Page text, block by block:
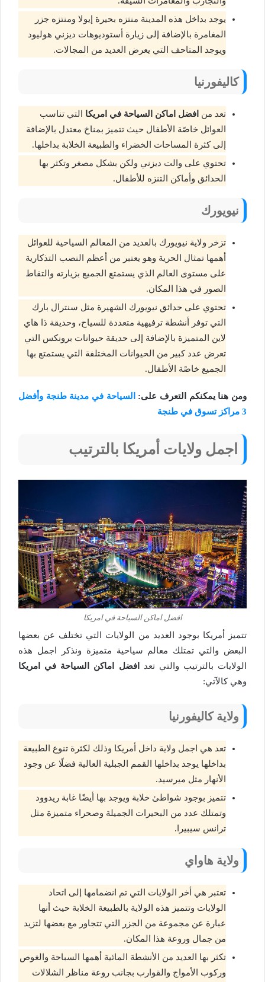
يوجد بداخل هذه المدينة منتزه بحيرة إيولا ومنتزه جزر
المغامرة بالإضافة إلى زيارة أستوديوهات ديزني هوليود
ويوجد المتاحف التي يعرض العديد من المجالات.
كاليفورنيا
تعد من افضل اماكن السياحة في امريكا
التي تناسب
العوائل خاصًة الأطفال حيث تتميز بمناخ معتدل بالإضافة
إلى كثرة المساحات الخضراء والطبيعة الخلابة بداخلها.
تحتوي على والت ديزني ولكن بشكل مصغر وتكثر بها
الحدائق وأماكن التنزه للأطفال.
نيويورك
تزخر ولاية نيويورك بالعديد من المعالم السياحية للعوائل
أهمها تمثال الحرية وهو يعتبر من أعظم النصب التذكارية
على مستوى العالم الذي يستمتع الجميع بزيارته والتقاط
الصور في هذا المكان.
تحتوي على حدائق نيويورك الشهيرة مثل سنترال بارك
التي توفر أنشطة ترفيهية متعددة للسياح، وحديقة ذا هاي
لاين المتميزة بالإضافة إلى حديقة حيوانات برونكس التي
تعرض عدد كبير من الحيوانات المختلفة التي يستمتع بها
الجميع خاصًة الأطفال.
ومن هنا يمكنكم التعرف على:
السياحة في مدينة طنجة وأفضل
3 مراكز تسوق في طنجة
اجمل ولايات أمريكا بالترتيب
افضل اماكن السياحة في امريكا
تتميز أمريكا بوجود العديد من الولايات التي تختلف عن بعضها
البعض والتي تمتلك معالم سياحية متميزة ونذكر اجمل هذه
الولايات بالترتيب والتي تعد افضل اماكن السياحة في امريكا
وهي كالآتي:
ولاية كاليفورنيا
تعد هي اجمل ولاية داخل أمريكا وذلك لكثرة تنوع الطبيعة
بداخلها يوجد بداخلها القمم الجبلية العالية فضلًا عن وجود
الأنهار مثل ميرسيد.
تتميز بوجود شواطئ خلابة ويوجد بها أيضًا غابة ريدوود
وتمتلك عدد من البحيرات الجميلة وصحراء متميزة مثل
ترانس سيبيرا.
ولاية هاواي
تعتبر هي أخر الولايات التي تم انضمامها إلى اتحاد
الولايات وتتميز هذه الولاية بالطبيعة الخلابة حيث أنها
عبارة عن مجموعة من الجزر التي تتجاور مع بعضها لتزيد
من جمال وروعة هذا المكان.
تكثر بها العديد من الأنشطة المائية أهمها السباحة والغوص
وركوب الأمواج والقوارب بجانب روعة مناظر الشلالات